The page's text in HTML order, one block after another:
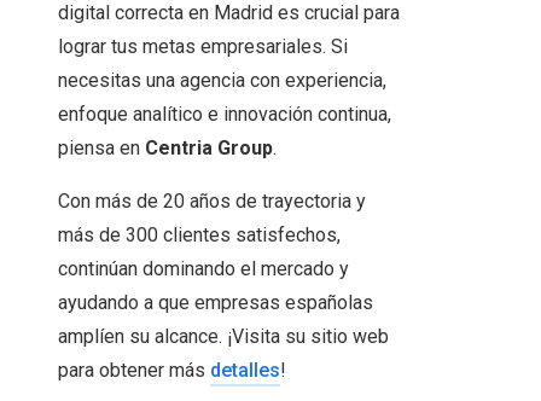
digital correcta en Madrid es crucial para
lograr tus metas empresariales. Si
necesitas una agencia con experiencia,
enfoque analítico e innovación continua,
piensa en Centria Group.
Con más de 20 años de trayectoria y
más de 300 clientes satisfechos,
continúan dominando el mercado y
ayudando a que empresas españolas
amplíen su alcance. ¡Visita su sitio web
para obtener más detalles!